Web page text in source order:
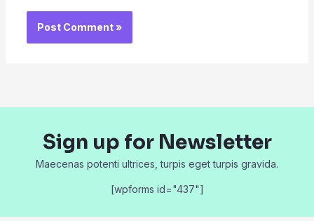
Sign up for Newsletter
Maecenas potenti ultrices, turpis eget turpis gravida.
[wpforms id="437"]